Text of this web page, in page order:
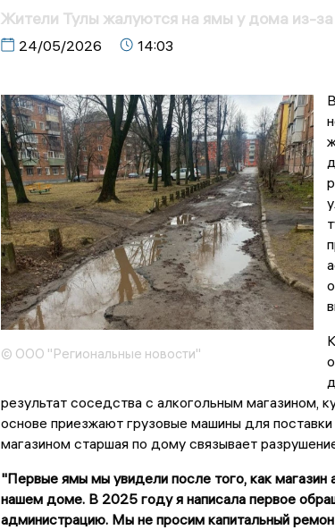
Жители Тулы жалуются на ямы у дома из-за
24/05/2026 14:03
© ООО "Региональные новости"
результат соседства с алкогольным магазином,
основе приезжают грузовые машины для
магазином старшая по дому связывает
"Первые ямы мы увидели после того, как
нашем доме. В 2025 году я написала первое
администрацию. Мы не просим капитальный